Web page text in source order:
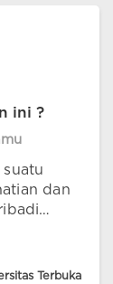
ini ?
dan
repot
Terbuka